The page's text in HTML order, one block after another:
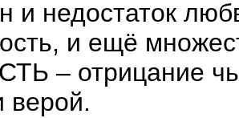
и недостаток
и ещё
– отрицание
верой.